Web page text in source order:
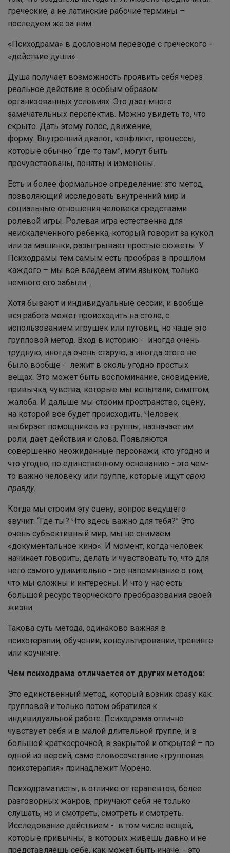
греческие, а не латинские рабочие термины –
последуем же за ним.
«Психодрама» в дословном переводе с греческого -
«действие души».
Душа получает возможность проявить себя через
реальное действие в особым образом
организованных условиях. Это дает много
замечательных перспектив. Можно увидеть то, что
скрыто. Дать этому голос, движение,
форму. Внутренний диалог, конфликт, процессы,
которые обычно “где-то там”, могут быть
прочувствованы, поняты и изменены.
Есть и более формальное определение: это метод,
позволяющий исследовать внутренний мир и
социальные отношения человека средствами
ролевой игры. Ролевая игра естественна для
неискалеченного ребенка, который говорит за кукол
или за машинки, разыгрывает простые сюжеты. У
Психодрамы тем самым есть прообраз в прошлом
каждого – мы все владеем этим языком, только
немного его забыли…
Хотя бывают и индивидуальные сессии, и вообще
вся работа может происходить на столе, с
использованием игрушек или пуговиц, но чаще это
групповой метод. Вход в историю - иногда очень
трудную, иногда очень старую, а иногда этого не
было вообще - лежит в сколь угодно простых
вещах. Это может быть воспоминание, сновидение,
привычка, чувства, которые мы испытали, симптом,
жалоба. И дальше мы строим пространство, сцену,
на которой все будет происходить. Человек
выбирает помощников из группы, назначает им
роли, дает действия и слова. Появляются
совершенно неожиданные персонажи, кто угодно и
что угодно, по единственному основанию - это чем-
то важно человеку или группе, которые ищут свою
правду.
Когда мы строим эту сцену, вопрос ведущего
звучит: “Где ты? Что здесь важно для тебя?” Это
очень субъективный мир, мы не снимаем
«документальное кино». И момент, когда человек
начинает говорить, делать и чувствовать то, что для
него самого удивительно - это напоминание о том,
что мы сложны и интересны. И что у нас есть
большой ресурс творческого преобразования своей
жизни.
Такова суть метода, одинаково важная в
психотерапии, обучении, консультировании, тренинге
или коучинге.
Чем психодрама отличается от других методов:
Это единственный метод, который возник сразу как
групповой и только потом обратился к
индивидуальной работе. Психодрама отлично
чувствует себя и в малой длительной группе, и в
большой краткосрочной, в закрытой и открытой – по
одной из версий, само словосочетание «групповая
психотерапия» принадлежит Морено.
Психодраматисты, в отличие от терапевтов, более
разговорных жанров, приучают себя не только
слушать, но и смотреть, смотреть и смотреть.
Исследование действием - в том числе вещей,
которые привычны, в которых живешь давно и не
представляешь себе, как может быть иначе, - это